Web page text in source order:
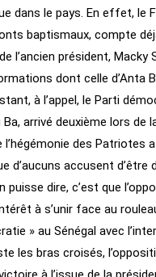
dans le pays. En effet, le
baptismaux, compte
l’ancien président, Macky
dont celle d’Anta
à l’appel, le Parti
arrivé deuxième lors de
l’hégémonie des Patriotes
d’aucuns accusent d’être
dire, c’est que
à s’unir face au
» au Sénégal avec
les bras croisés,